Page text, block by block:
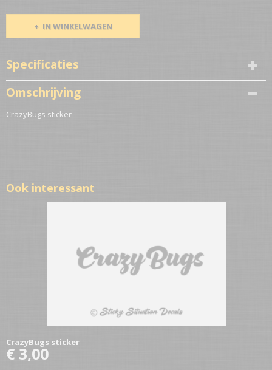
IN WINKELWAGEN
Specificaties
Netto gewicht
0,10 Kg
Omschrijving
CrazyBugs sticker
Ook interessant
CrazyBugs sticker
€ 3,00